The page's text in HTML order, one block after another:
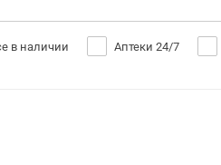
в наличии Аптеки 24/7